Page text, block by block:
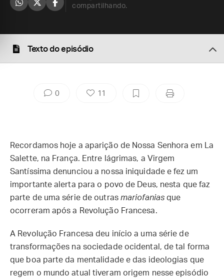
compartilhando.
Texto do episódio
0 11
Recordamos hoje a aparição de Nossa Senhora em La
Salette, na França. Entre lágrimas, a Virgem
Santíssima denunciou a nossa iniquidade e fez um
importante alerta para o povo de Deus, nesta que faz
parte de uma série de outras mariofanias que
ocorreram após a Revolução Francesa.
A Revolução Francesa deu início a uma série de
transformações na sociedade ocidental, de tal forma
que boa parte da mentalidade e das ideologias que
regem o mundo atual tiveram origem nesse episódio